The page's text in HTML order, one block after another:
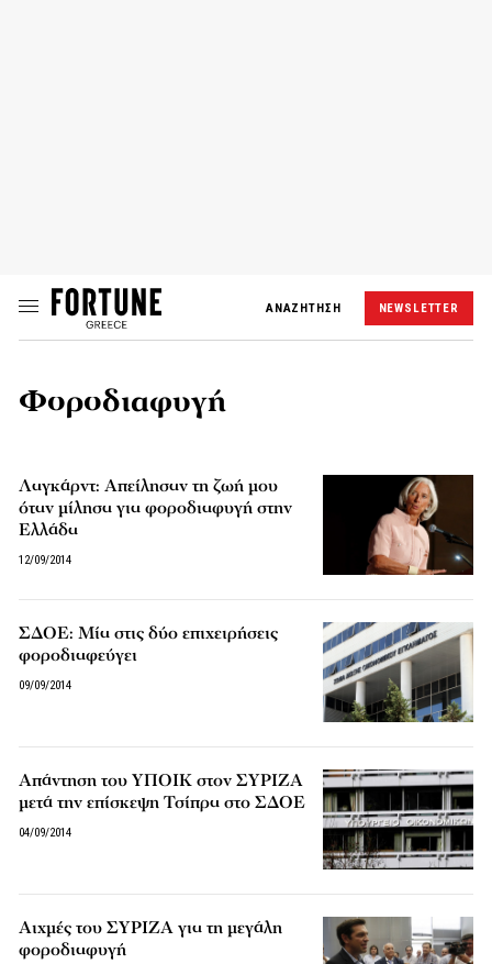
ΑΝΑΖΗΤΗΣΗ NEWSLETTER
Φοροδιαφυγή
Λαγκάρντ: Απείλησαν τη ζωή μου
όταν μίλησα για φοροδιαφυγή στην
Ελλάδα
12/09/2014
ΣΔΟΕ: Μία στις δύο επιχειρήσεις
φοροδιαφεύγει
09/09/2014
Απάντηση του ΥΠΟΙΚ στον ΣΥΡΙΖΑ
μετά την επίσκεψη Τσίπρα στο ΣΔΟΕ
04/09/2014
Αιχμές του ΣΥΡΙΖΑ για τη μεγάλη
φοροδιαφυγή